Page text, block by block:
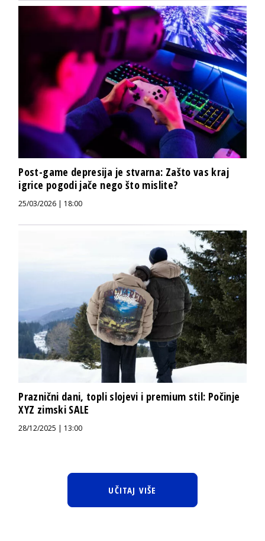
Post-game depresija je stvarna: Zašto vas kraj
igrice pogodi jače nego što mislite?
25/03/2026 | 18:00
Praznični dani, topli slojevi i premium stil: Počinje
XYZ zimski SALE
28/12/2025 | 13:00
UČITAJ VIŠE